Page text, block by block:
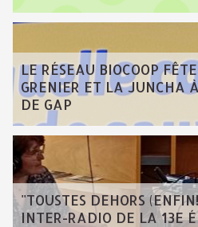
LE RÉSEAU BIOCOOP
GRENIER ET LA JUNCHA
DE GAP
"TOUSTES DEHORS
INTER-RADIO DE LA 13E